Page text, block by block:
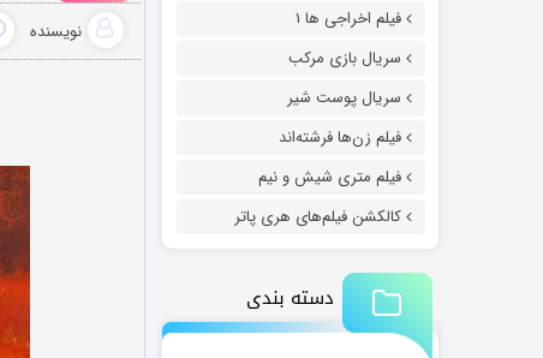
فیلم اخراجی ها ۱
سریال بازی مرکب
سریال پوست شیر
فیلم زن‌ها فرشته‌اند
فیلم متری شیش و نیم
کالکشن فیلم‌های هری پاتر
دسته بندی
نویسنده